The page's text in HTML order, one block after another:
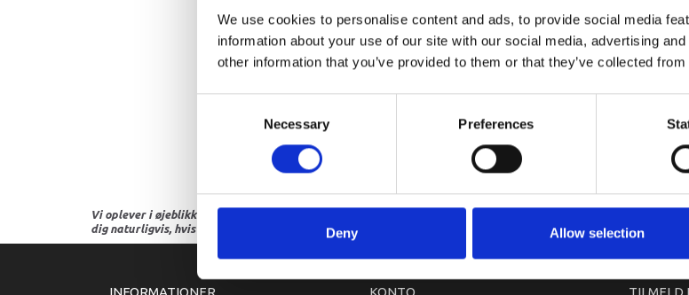
We use cookies to personalise content and ads, to provide social media
information about your use of our site with our social media, advertising
other information that you’ve provided to them or that they’ve collected
Necessary Preferences
Deny Allow selection
Vi oplever i øjeblikket store og hyppige prisændringer i markedet. Derfor kan der i enkelte tilfælde være
dig naturligvis, hvis dette er tilfældet.
INFORMATIONER KONTO TILMELD